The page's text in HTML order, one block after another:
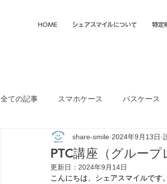
HOME シェアスマイルについて 特定
全ての記事 スマホケース パスケース
メイディア掲載・動画 フクオカTシャ
就労継続支援A型 就労継続支援B型
PTC講座（グループ
share-smile 2024年9月13日
更新日： 2024年9月14日
こんにちは、シェアスマイルです。